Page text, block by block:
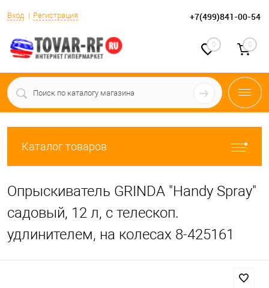
Вход Регистрация +7(499)841-00-54
0 0
Каталог товаров
Опрыскиватель GRINDA "Handy Spray"
садовый, 12 л, с телескоп.
удлинителем, на колесах 8-425161